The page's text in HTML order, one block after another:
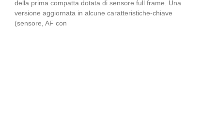
della prima compatta dotata di sensore full frame. Una
versione aggiornata in alcune caratteristiche-chiave
(sensore, AF con